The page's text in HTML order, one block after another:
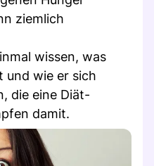
ziemlich
wissen, was
und wie er sich
die eine Diät-
damit.